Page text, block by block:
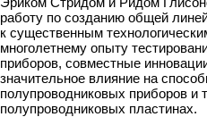
работу по созданию общей
к существенным
многолетнему опыту
приборов, совместные
значительное влияние на
полупроводниковых приборов и
полупроводниковых пластинах.